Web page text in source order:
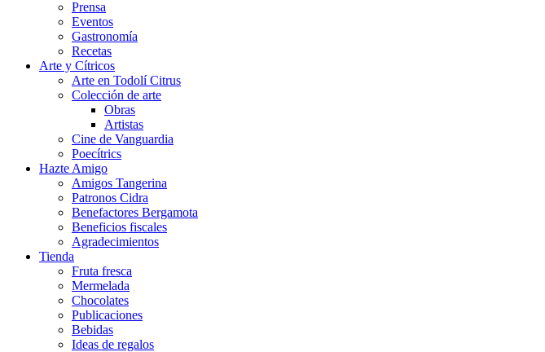
Prensa
Eventos
Gastronomía
Recetas
Arte y Cítricos
Arte en Todolí Citrus
Colección de arte
Obras
Artistas
Cine de Vanguardia
Poecítrics
Hazte Amigo
Amigos Tangerina
Patronos Cidra
Benefactores Bergamota
Beneficios fiscales
Agradecimientos
Tienda
Fruta fresca
Mermelada
Chocolates
Publicaciones
Bebidas
Ideas de regalos